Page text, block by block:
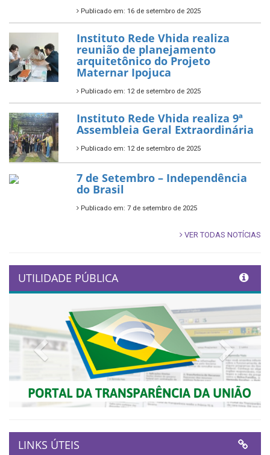
Publicado em: 16 de setembro de 2025
Instituto Rede Vhida realiza
reunião de planejamento
arquitetônico do Projeto
Maternar Ipojuca
Publicado em: 12 de setembro de 2025
Instituto Rede Vhida realiza 9ª
Assembleia Geral Extraordinária
Publicado em: 12 de setembro de 2025
7 de Setembro – Independência
do Brasil
Publicado em: 7 de setembro de 2025
VER TODAS NOTÍCIAS
UTILIDADE PÚBLICA
Previous Next
LINKS ÚTEIS